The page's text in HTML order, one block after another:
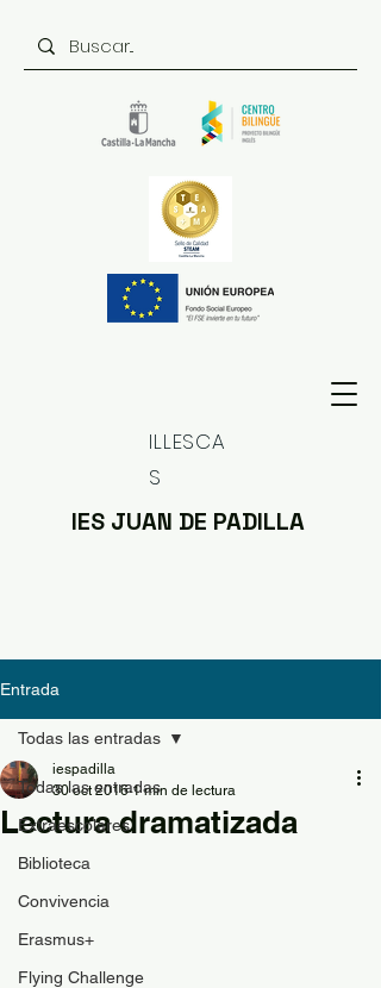
ILLESCA
S
IES JUAN DE PADILLA
Entrada
Todas las entradas
Extraescolares
Biblioteca
Convivencia
Erasmus+
Flying Challenge
Todas las entradas
Lectura dramatizada
iespadilla
30 oct 2016 1 min de lectura